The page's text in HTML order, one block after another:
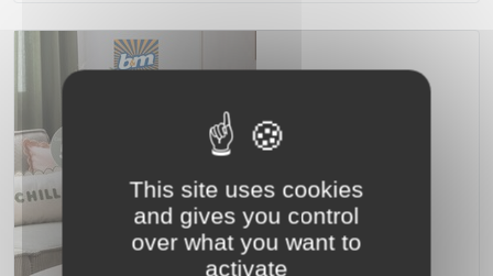
This site uses cookies
and gives you control
over what you want to
activate